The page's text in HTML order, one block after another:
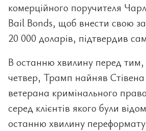
комерційного поручителя
Bail Bonds, щоб внести свою
20 000 доларів, підтвердив
В останню хвилину перед тим,
четвер, Трамп найняв
ветерана кримінального
серед клієнтів якого були
останню хвилину